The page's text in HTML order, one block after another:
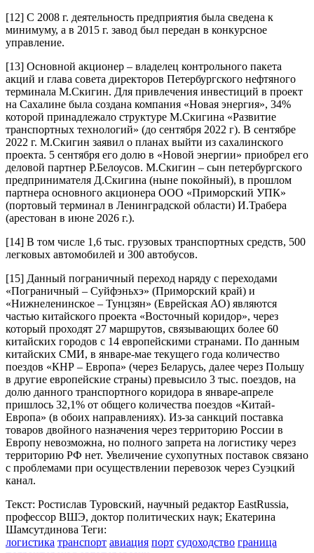
[12] С 2008 г. деятельность предприятия была сведена к
минимуму, а в 2015 г. завод был передан в конкурсное
управление.
[13] Основной акционер – владелец контрольного пакета
акций и глава совета директоров Петербургского нефтяного
терминала М.Скигин. Для привлечения инвестиций в проект
на Сахалине была создана компания «Новая энергия», 34%
которой принадлежало структуре М.Скигина «Развитие
транспортных технологий» (до сентября 2022 г). В сентябре
2022 г. М.Скигин заявил о планах выйти из сахалинского
проекта. 5 сентября его долю в «Новой энергии» приобрел его
деловой партнер Р.Белоусов. М.Скигин – сын петербургского
предпринимателя Д.Скигина (ныне покойный), в прошлом
партнера основного акционера ООО «Приморский УПК»
(портовый терминал в Ленинградской области) И.Трабера
(арестован в июне 2026 г.).
[14] В том числе 1,6 тыс. грузовых транспортных средств, 500
легковых автомобилей и 300 автобусов.
[15] Данный пограничный переход наряду с переходами
«Пограничный – Суйфэньхэ» (Приморский край) и
«Нижнеленинское – Тунцзян» (Еврейская АО) являются
частью китайского проекта «Восточный коридор», через
который проходят 27 маршрутов, связывающих более 60
китайских городов с 14 европейскими странами. По данным
китайских СМИ, в январе-мае текущего года количество
поездов «КНР – Европа» (через Беларусь, далее через Польшу
в другие европейские страны) превысило 3 тыс. поездов, на
долю данного транспортного коридора в январе-апреле
пришлось 32,1% от общего количества поездов «Китай-
Европа» (в обоих направлениях). Из-за санкций поставка
товаров двойного назначения через территорию России в
Европу невозможна, но полного запрета на логистику через
территорию РФ нет. Увеличение сухопутных поставок связано
с проблемами при осуществлении перевозок через Суэцкий
канал.
Текст: Ростислав Туровский, научный редактор EastRussia,
профессор ВШЭ, доктор политических наук; Екатерина
Шамсутдинова Теги:
логистика транспорт авиация порт судоходство граница